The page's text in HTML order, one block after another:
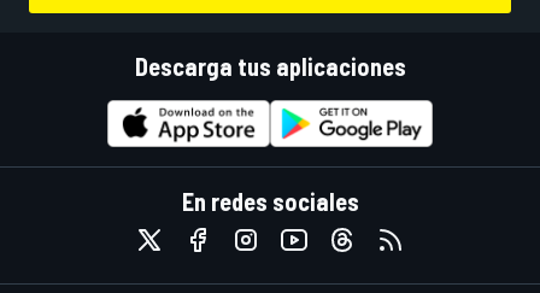
Descarga tus aplicaciones
En redes sociales